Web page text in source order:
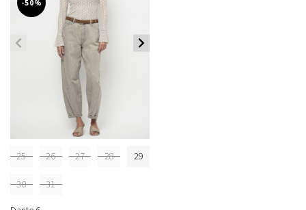
-50%
25 26 27 28 29
30 31